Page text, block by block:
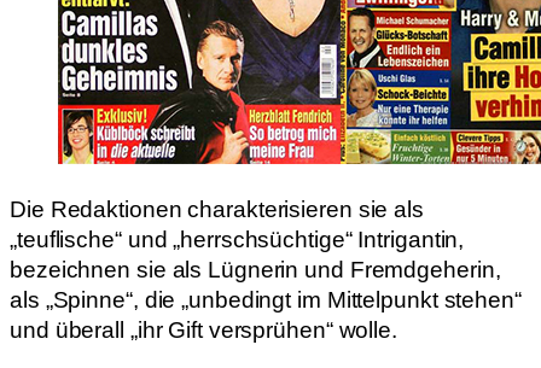
Die Redaktionen charakterisieren sie als
„teuflische“ und „herrschsüchtige“ Intrigantin,
bezeichnen sie als Lügnerin und Fremdgeherin,
als „Spinne“, die „unbedingt im Mittelpunkt stehen“
und überall „ihr Gift versprühen“ wolle.